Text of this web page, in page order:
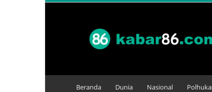
Beranda Dunia Nasional